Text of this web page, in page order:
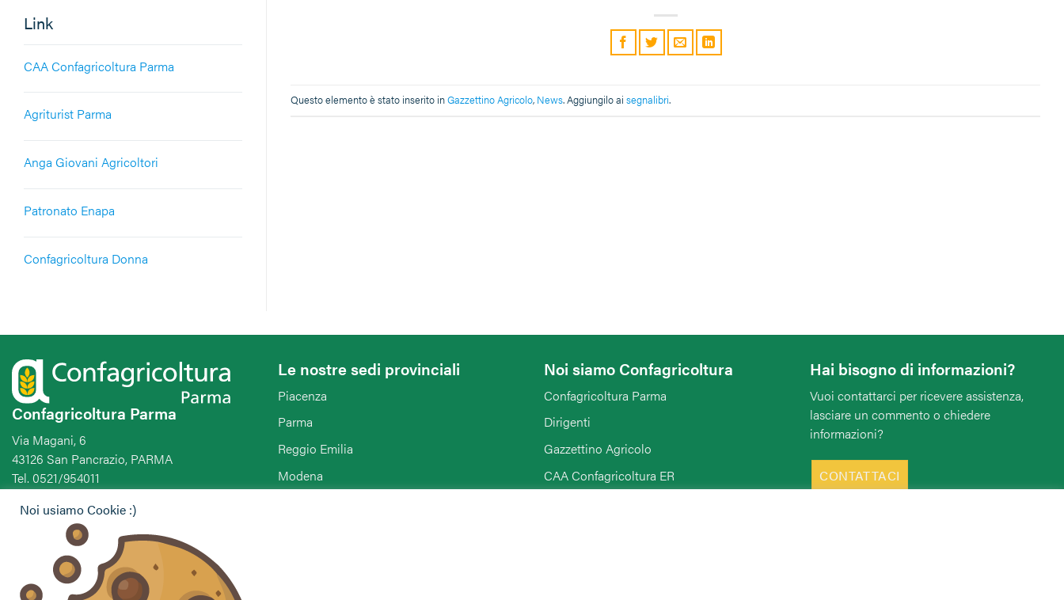
Link
CAA Confagricoltura Parma
Agriturist Parma
Anga Giovani Agricoltori
Patronato Enapa
Confagricoltura Donna
Questo elemento è stato inserito inGazzettino Agricolo, News. Aggiungilo ai segnalibri.
Confagricoltura Parma
Via Magani, 6
43126 San Pancrazio, PARMA
Tel. 0521/954011
E-mail: parma@confagricoltura.it
PEC: upaparma@legalmail.it
Le nostre sedi provinciali
Piacenza
Parma
Reggio Emilia
Modena
Noi siamo Confagricoltura
Confagricoltura Parma
Dirigenti
Gazzettino Agricolo
CAA Confagricoltura ER
Hai bisogno di informazioni?
Vuoi contattarci per ricevere assistenza,
lasciare un commento o chiedere
informazioni?
CONTATTACI
Noi usiamo Cookie :)